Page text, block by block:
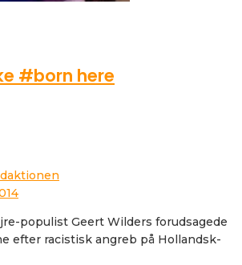
#born here
populist Geert Wilders forudsagede
efter racistisk angreb på Hollandsk-